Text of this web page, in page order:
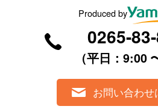
Produced by
0265-
（平⽇：9:00
お問い合わせ